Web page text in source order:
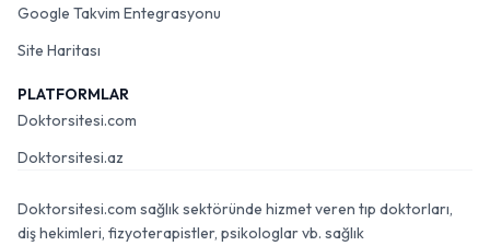
Google Takvim Entegrasyonu
Site Haritası
PLATFORMLAR
Doktorsitesi.com
Doktorsitesi.az
Doktorsitesi.com sağlık sektöründe hizmet veren tıp doktorları,
diş hekimleri, fizyoterapistler, psikologlar vb. sağlık